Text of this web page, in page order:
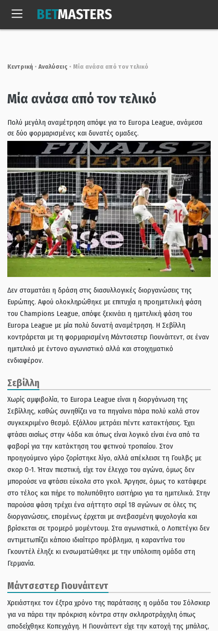
Παρ, 7 Αυγ. 2026
BETMASTERS
Κεντρική • Αναλύσεις • Μία ανάσα από τον τελικό
Μία ανάσα από τον τελικό
Πολύ μεγάλη αναμέτρηση απόψε για το Europa League, ανάμεσα
σε δύο φορμαρισμένες και δυνατές ομαδες.
Δεν σταματάει η δράση στις διασυλλογικές διοργανώσεις της
Ευρώπης. Αφού ολοκληρώθηκε με επιτυχία η προημιτελική φάση
του Champions League, απόψε ξεκινάει η ημιτελική φάση του
Europa League με μία πολύ δυνατή αναμέτρηση. Η Σεβίλλη
κοντράρεται με τη φορμαρισμένη Μάντσεστερ Γιουνάιτεντ, σε έναν
ημιτελικό με έντονο αγωνιστικό αλλά και στοιχηματικό
ενδιαφέρον.
Σεβίλλη
Χωρίς αμφιβολία, το Europa League είναι η διοργάνωση της
Σεβίλλης, καθώς συνηθίζει να τα πηγαίνει πάρα πολύ καλά στον
συγκεκριμένο θεσμό. Εξάλλου μετράει πέντε κατακτήσεις. Έχει
φτάσει αισίως στην 4άδα και όπως είναι λογικό είναι ένα από τα
φαβορί για την κατάκτηση του φετινού τροπαίου. Στον
προηγούμενο γύρο ζορίστηκε λίγο, αλλά απέκλεισε τη Γουλβς με
σκορ 0-1. Ήταν πιεστική, είχε τον έλεγχο του αγώνα, όμως δεν
μπορούσε να φτάσει εύκολα στο γκολ. Άργησε, όμως το κατάφερε
στο τέλος και πήρε το πολυπόθητο εισιτήριο για τα ημιτελικά. Στην
παρούσα φάση τρέχει ένα αήττητο σερί 18 αγώνων σε όλες τις
διοργανώσεις, επομένως έρχεται με ανεβασμένη ψυχολογία και
βρίσκεται σε τρομερό μομέντουμ. Στα αγωνιστικά, ο Λοπετέγκι δεν
αντιμετωπίζει κάποιο ιδιαίτερο πρόβλημα, η καραντίνα του
Γκουντέλ έληξε κι ενσωματώθηκε με την υπόλοιπη ομάδα στη
Γερμανία.
Μάντσεστερ Γιουνάιτεντ
Χρειάστηκε τον έξτρα χρόνο της παράτασης η ομάδα του Σόλσκιερ
για να πάρει την πρόκριση κόντρα στην σκληροτράχηλη όπως
αποδείχθηκε Κοπεγχάγη. Η Γιουνάιτεντ είχε την κατοχή της μπάλας,